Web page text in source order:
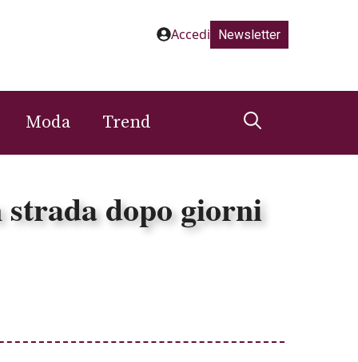
Accedi Newsletter
Moda Trend
dopo giorni